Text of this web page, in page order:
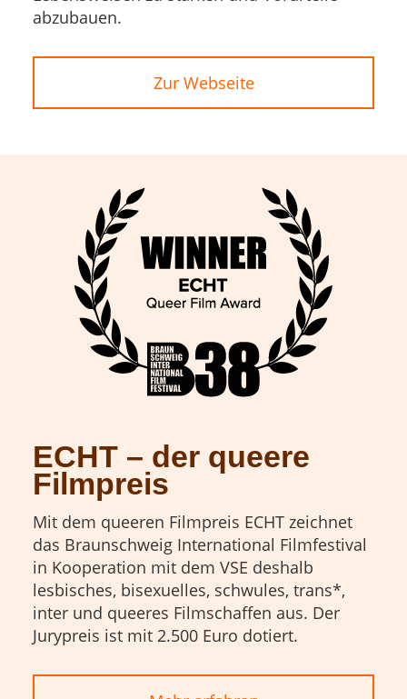
abzubauen.
Zur Webseite
ECHT – der queere
Filmpreis
Mit dem queeren Filmpreis ECHT zeichnet
das Braunschweig International Filmfestival
in Kooperation mit dem VSE deshalb
lesbisches, bisexuelles, schwules, trans*,
inter und queeres Filmschaffen aus. Der
Jurypreis ist mit 2.500 Euro dotiert.